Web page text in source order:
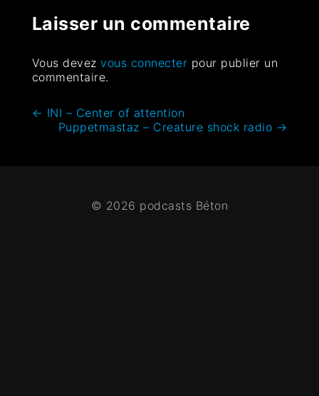
Laisser un commentaire
Vous devezvous connecter pour publier un
commentaire.
← INI – Center of attention
Puppetmastaz – Creature shock radio →
© 2026 podcasts Béton